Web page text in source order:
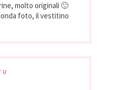
molto originali 🙂
foto, il vestitino